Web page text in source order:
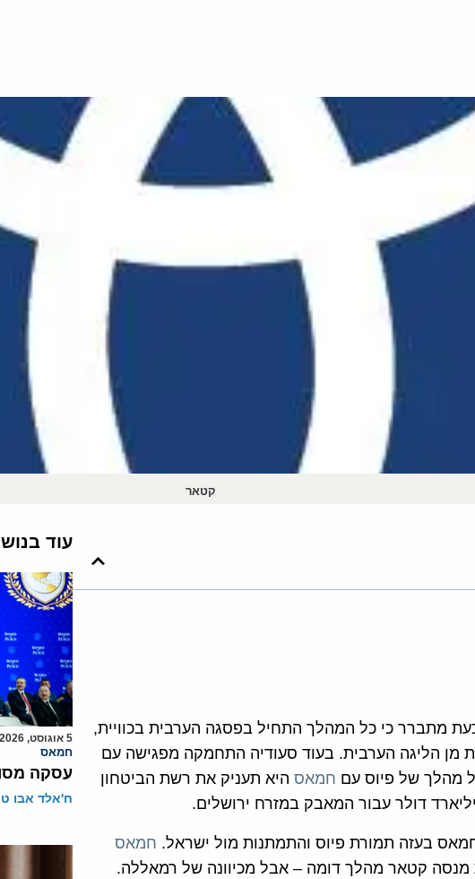
קטאר
מתברר כי כל המהלך התחיל בפסגה הערבית בכוויית,
הליגה הערבית. בעוד סעודיה התחמקה מפגישה עם
מהלך של פיוס עם חמאס היא תעניק את רשת הביטחון
דולר עבור המאבק במזרח ירושלים.
בעזה תמורת פיוס והתמתנות מול ישראל. חמאס
קטאר מהלך דומה – אבל מכיוונה של רמאללה.
עוד
5 אוגוסט, 2026
חמאס
עסקה
ח'אלד אבו